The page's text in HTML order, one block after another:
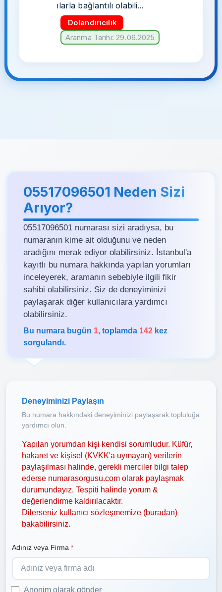
ılarla bağlantılı olabili...
Dolandırıcılık
Aranma Tarihi: 29.06.2025
05517096501 Neden Sizi
Arıyor?
05517096501 numarası sizi aradıysa, bu
numaranın kime ait olduğunu ve neden
aradığını merak ediyor olabilirsiniz. İstanbul'a
kayıtlı bu numara hakkında yapılan yorumları
inceleyerek, aramanın sebebiyle ilgili fikir
sahibi olabilirsiniz. Siz de deneyiminizi
paylaşarak diğer kullanıcılara yardımcı
olabilirsiniz.
Bu numara bugün 1, toplamda 142 kez
sorgulandı.
Deneyiminizi Paylaşın
Bu numara hakkındaki deneyiminizi paylaşarak topluluğa
yardımcı olun.
Yapılan yorumdan kişi kendisi sorumludur. Küfür,
hakaret ve kişisel (KVKK'a uymayan) verilerin
paylaşılması halinde, gerekli merciler bilgi talep
ederse numarasorgusu.com olarak paylaşmak
durumundayız. Tespiti halinde yorum &
değerlendirme kaldırılacaktır.
Dilerseniz kullanıcı sözleşmemize (buradan)
bakabilirsiniz.
Adınız veya Firma *
Anonim olarak gönder